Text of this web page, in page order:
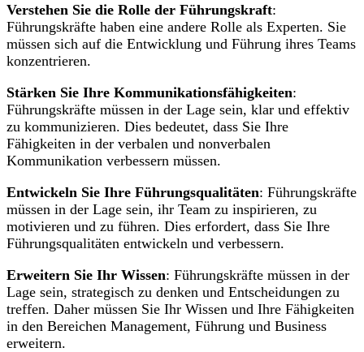
Verstehen Sie die Rolle der Führungskraft:
Führungskräfte haben eine andere Rolle als Experten. Sie
müssen sich auf die Entwicklung und Führung ihres Teams
konzentrieren.
Stärken Sie Ihre Kommunikationsfähigkeiten:
Führungskräfte müssen in der Lage sein, klar und effektiv
zu kommunizieren. Dies bedeutet, dass Sie Ihre
Fähigkeiten in der verbalen und nonverbalen
Kommunikation verbessern müssen.
Entwickeln Sie Ihre Führungsqualitäten: Führungskräfte
müssen in der Lage sein, ihr Team zu inspirieren, zu
motivieren und zu führen. Dies erfordert, dass Sie Ihre
Führungsqualitäten entwickeln und verbessern.
Erweitern Sie Ihr Wissen: Führungskräfte müssen in der
Lage sein, strategisch zu denken und Entscheidungen zu
treffen. Daher müssen Sie Ihr Wissen und Ihre Fähigkeiten
in den Bereichen Management, Führung und Business
erweitern.